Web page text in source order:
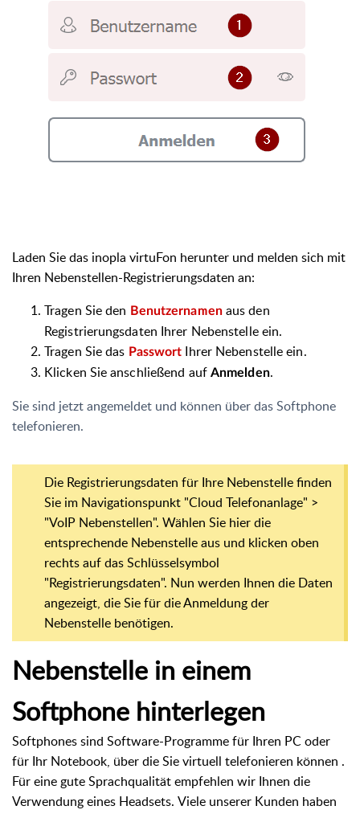
Laden Sie das inopla virtuFon herunter und melden sich mit
Ihren Nebenstellen-Registrierungsdaten an:
Tragen Sie den Benutzernamen aus den
Registrierungsdaten Ihrer Nebenstelle ein.
Tragen Sie das Passwort Ihrer Nebenstelle ein.
Klicken Sie anschließend auf Anmelden.
Sie sind jetzt angemeldet und können über das Softphone
telefonieren.
Die Registrierungsdaten für Ihre Nebenstelle finden
Sie im Navigationspunkt "Cloud Telefonanlage" >
"VoIP Nebenstellen". Wählen Sie hier die
entsprechende Nebenstelle aus und klicken oben
rechts auf das Schlüsselsymbol
"Registrierungsdaten". Nun werden Ihnen die Daten
angezeigt, die Sie für die Anmeldung der
Nebenstelle benötigen.
Nebenstelle in einem
Softphone hinterlegen
Softphones sind Software-Programme für Ihren PC oder
für Ihr Notebook, über die Sie virtuell telefonieren können .
Für eine gute Sprachqualität empfehlen wir Ihnen die
Verwendung eines Headsets. Viele unserer Kunden haben